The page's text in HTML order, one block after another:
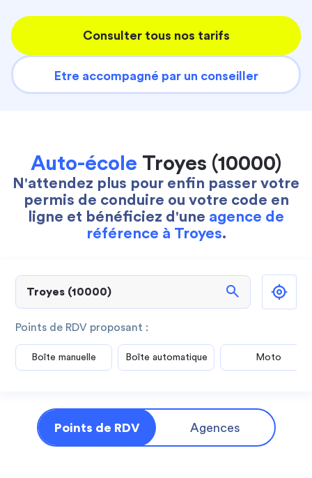
Consulter tous nos tarifs
Etre accompagné par un conseiller
Auto-école Troyes (10000)
N'attendez plus pour enfin passer votre
permis de conduire ou votre code en
ligne et bénéficiez d'une agence de
référence à Troyes.
search
Points de RDV proposant :
Boîte manuelle Boîte automatique Moto
Points de RDV Agences